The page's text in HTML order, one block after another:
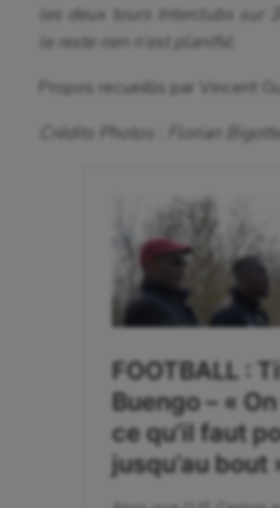
les deux tours Interclubs sur
le reste rien n’est planifié.
Propos recueillis par Vincent
Crédits Photos : Florian